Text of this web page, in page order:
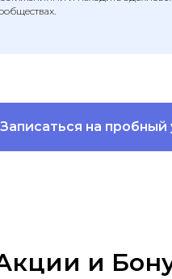
Записаться на пробный
и